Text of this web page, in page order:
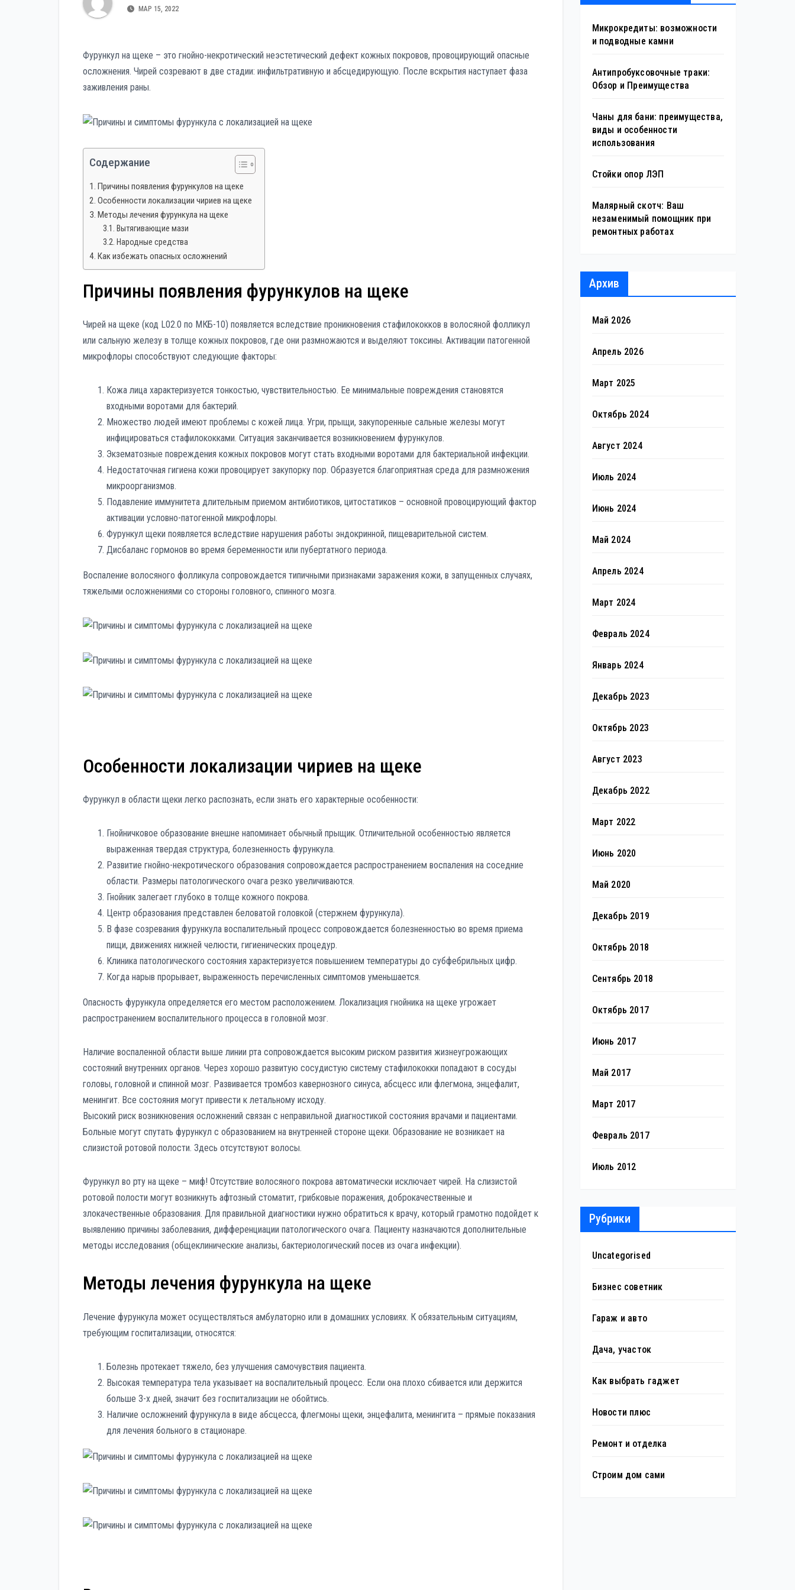
МАР 15, 2022
Фурункул на щеке – это гнойно-некротический неэстетический дефект кожных покровов, провоцирующий опасные
осложнения. Чирей созревают в две стадии: инфильтративную и абсцедирующую. После вскрытия наступает фаза
заживления раны.
Содержание
Причины появления фурункулов на щеке
Особенности локализации чириев на щеке
Методы лечения фурункула на щеке
Вытягивающие мази
Народные средства
Как избежать опасных осложнений
Причины появления фурункулов на щеке
Чирей на щеке (код L02.0 по МКБ-10) появляется вследствие проникновения стафилококков в волосяной фолликул
или сальную железу в толще кожных покровов, где они размножаются и выделяют токсины. Активации патогенной
микрофлоры способствуют следующие факторы:
Кожа лица характеризуется тонкостью, чувствительностью. Ее минимальные повреждения становятся
входными воротами для бактерий.
Множество людей имеют проблемы с кожей лица. Угри, прыщи, закупоренные сальные железы могут
инфицироваться стафилококками. Ситуация заканчивается возникновением фурункулов.
Экзематозные повреждения кожных покровов могут стать входными воротами для бактериальной инфекции.
Недостаточная гигиена кожи провоцирует закупорку пор. Образуется благоприятная среда для размножения
микроорганизмов.
Подавление иммунитета длительным приемом антибиотиков, цитостатиков – основной провоцирующий фактор
активации условно-патогенной микрофлоры.
Фурункул щеки появляется вследствие нарушения работы эндокринной, пищеварительной систем.
Дисбаланс гормонов во время беременности или пубертатного периода.
Воспаление волосяного фолликула сопровождается типичными признаками заражения кожи, в запущенных случаях,
тяжелыми осложнениями со стороны головного, спинного мозга.
Особенности локализации чириев на щеке
Фурункул в области щеки легко распознать, если знать его характерные особенности:
Гнойничковое образование внешне напоминает обычный прыщик. Отличительной особенностью является
выраженная твердая структура, болезненность фурункула.
Развитие гнойно-некротического образования сопровождается распространением воспаления на соседние
области. Размеры патологического очага резко увеличиваются.
Гнойник залегает глубоко в толще кожного покрова.
Центр образования представлен беловатой головкой (стержнем фурункула).
В фазе созревания фурункула воспалительный процесс сопровождается болезненностью во время приема
пищи, движениях нижней челюсти, гигиенических процедур.
Клиника патологического состояния характеризуется повышением температуры до субфебрильных цифр.
Когда нарыв прорывает, выраженность перечисленных симптомов уменьшается.
Опасность фурункула определяется его местом расположением. Локализация гнойника на щеке угрожает
распространением воспалительного процесса в головной мозг.
Наличие воспаленной области выше линии рта сопровождается высоким риском развития жизнеугрожающих
состояний внутренних органов. Через хорошо развитую сосудистую систему стафилококки попадают в сосуды
головы, головной и спинной мозг. Развивается тромбоз кавернозного синуса, абсцесс или флегмона, энцефалит,
менингит. Все состояния могут привести к летальному исходу.
Высокий риск возникновения осложнений связан с неправильной диагностикой состояния врачами и пациентами.
Больные могут спутать фурункул с образованием на внутренней стороне щеки. Образование не возникает на
слизистой ротовой полости. Здесь отсутствуют волосы.
Фурункул во рту на щеке – миф! Отсутствие волосяного покрова автоматически исключает чирей. На слизистой
ротовой полости могут возникнуть афтозный стоматит, грибковые поражения, доброкачественные и
злокачественные образования. Для правильной диагностики нужно обратиться к врачу, который грамотно подойдет к
выявлению причины заболевания, дифференциации патологического очага. Пациенту назначаются дополнительные
методы исследования (общеклинические анализы, бактериологический посев из очага инфекции).
Методы лечения фурункула на щеке
Лечение фурункула может осуществляться амбулаторно или в домашних условиях. К обязательным ситуациям,
требующим госпитализации, относятся:
Болезнь протекает тяжело, без улучшения самочувствия пациента.
Высокая температура тела указывает на воспалительный процесс. Если она плохо сбивается или держится
больше 3-х дней, значит без госпитализации не обойтись.
Наличие осложнений фурункула в виде абсцесса, флегмоны щеки, энцефалита, менингита – прямые показания
для лечения больного в стационаре.
Микрокредиты: возможности
и подводные камни
Антипробуксовочные траки:
Обзор и Преимущества
Чаны для бани: преимущества,
виды и особенности
использования
Стойки опор ЛЭП
Малярный скотч: Ваш
незаменимый помощник при
ремонтных работах
Архив
Май 2026
Апрель 2026
Март 2025
Октябрь 2024
Август 2024
Июль 2024
Июнь 2024
Май 2024
Апрель 2024
Март 2024
Февраль 2024
Январь 2024
Декабрь 2023
Октябрь 2023
Август 2023
Декабрь 2022
Март 2022
Июнь 2020
Май 2020
Декабрь 2019
Октябрь 2018
Сентябрь 2018
Октябрь 2017
Июнь 2017
Май 2017
Март 2017
Февраль 2017
Июль 2012
Рубрики
Uncategorised
Бизнес советник
Гараж и авто
Дача, участок
Как выбрать гаджет
Новости плюс
Ремонт и отделка
Строим дом сами